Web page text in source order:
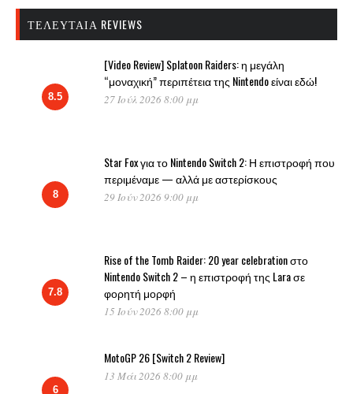
ΤΕΛΕΥΤΑΊΑ REVIEWS
8.5
[Video Review] Splatoon Raiders: η μεγάλη
“μοναχική” περιπέτεια της Nintendo είναι εδώ!
27 Ιούλ 2026 8:00 μμ
8
Star Fox για το Nintendo Switch 2: Η επιστροφή που
περιμέναμε — αλλά με αστερίσκους
29 Ιούν 2026 9:00 μμ
7.8
Rise of the Tomb Raider: 20 year celebration στο
Nintendo Switch 2 – η επιστροφή της Lara σε
φορητή μορφή
15 Ιούν 2026 8:00 μμ
6
MotoGP 26 [Switch 2 Review]
13 Μάι 2026 8:00 μμ